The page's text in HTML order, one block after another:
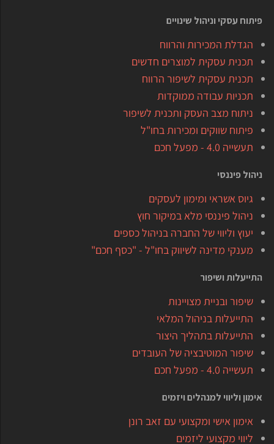
פיתוח עסקי וניהול שינויים
הגדלת המכירות והרווח
תכנית עסקית למוצרים חדשים
תכנית עסקית לשיפור הרווח
תכניות עבודה ממוקדות
ניתוח מצב העסק ותכנית לשיפור
פיתוח שווקים ומכירות בחו"ל
תעשייה 4.0 - מפעל חכם
ניהול פיננסי
גיוס אשראי ומימון לעסקים
ניהול פיננסי מלא במיקור חוץ
יעוץ וליווי של החברה בניהול כספים
מענקי מדינה לשיווק בחו"ל - "כסף חכם"
התייעלות ושיפור
שיפור ובניית מצויינות
התייעלות בניהול המלאי
התייעלות בתהליך היצור
שיפור המוטיבציה של העובדים
תעשייה 4.0 - מפעל חכם
אימון וליווי למנהלים ויזמים
אימון אישי ומקצועי עם זאב רונן
ליווי מקצועי ליזמים